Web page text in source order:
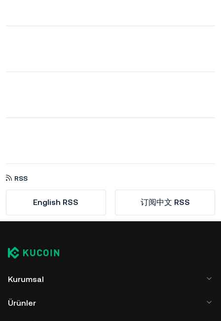
RSS
English RSS 订阅中文 RSS
Kurumsal
Ürünler